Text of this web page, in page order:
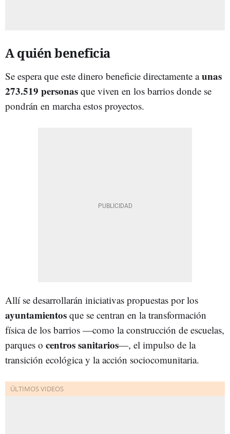
A quién beneficia
Se espera que este dinero beneficie directamente aunas
273.519 personas que viven en los barrios donde se
pondrán en marcha estos proyectos.
Allí se desarrollarán iniciativas propuestas por los
ayuntamientos que se centran en la transformación
física de los barrios —como la construcción de escuelas,
parques o centros sanitarios—, el impulso de la
transición ecológica y la acción sociocomunitaria.